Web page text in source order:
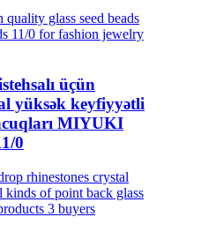
üçün
yüksək keyfiyyətli
MIYUKI
0